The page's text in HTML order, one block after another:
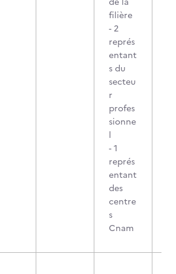
filière
- 2
représ
entant
s du
secteu
r
profes
sionne
l
- 1
représ
entant
des
centre
s
Cnam